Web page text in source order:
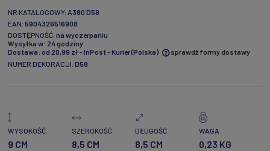
NR KATALOGOWY: A380 D58
EAN: 5904326516908
DOSTĘPNOŚĆ: na wyczerpaniu
Wysyłka w: 24 godziny
Dostawa: od 20,99 zł- InPost - Kurier(Polska)
Cena nie zawiera ewentualnych kosztów płatności
sprawdź formy dostawy
NUMER DEKORACJI: D58
WYSOKOŚĆ
9 CM
SZEROKOŚĆ
8,5 CM
DŁUGOŚĆ
8,5 CM
WAGA
0,23 KG